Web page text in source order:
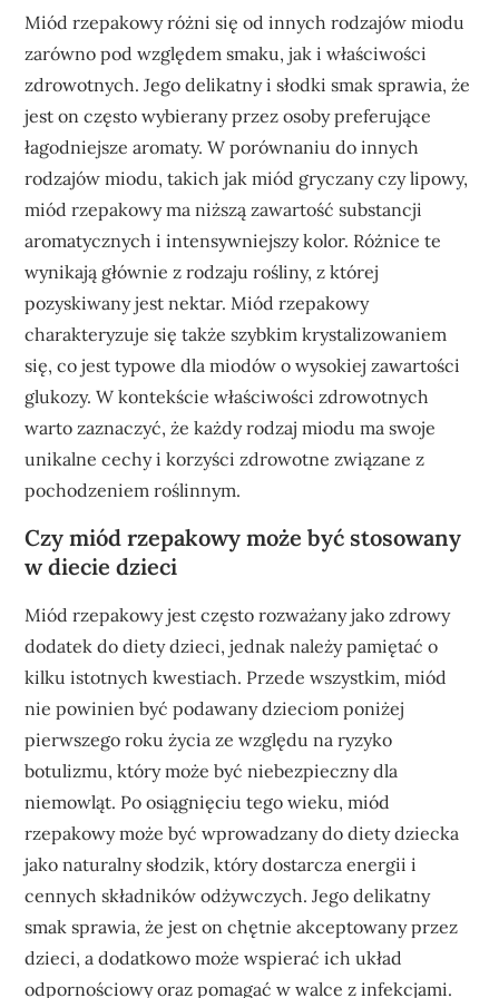
Miód rzepakowy różni się od innych rodzajów miodu
zarówno pod względem smaku, jak i właściwości
zdrowotnych. Jego delikatny i słodki smak sprawia, że
jest on często wybierany przez osoby preferujące
łagodniejsze aromaty. W porównaniu do innych
rodzajów miodu, takich jak miód gryczany czy lipowy,
miód rzepakowy ma niższą zawartość substancji
aromatycznych i intensywniejszy kolor. Różnice te
wynikają głównie z rodzaju rośliny, z której
pozyskiwany jest nektar. Miód rzepakowy
charakteryzuje się także szybkim krystalizowaniem
się, co jest typowe dla miodów o wysokiej zawartości
glukozy. W kontekście właściwości zdrowotnych
warto zaznaczyć, że każdy rodzaj miodu ma swoje
unikalne cechy i korzyści zdrowotne związane z
pochodzeniem roślinnym.
Czy miód rzepakowy może być stosowany
w diecie dzieci
Miód rzepakowy jest często rozważany jako zdrowy
dodatek do diety dzieci, jednak należy pamiętać o
kilku istotnych kwestiach. Przede wszystkim, miód
nie powinien być podawany dzieciom poniżej
pierwszego roku życia ze względu na ryzyko
botulizmu, który może być niebezpieczny dla
niemowląt. Po osiągnięciu tego wieku, miód
rzepakowy może być wprowadzany do diety dziecka
jako naturalny słodzik, który dostarcza energii i
cennych składników odżywczych. Jego delikatny
smak sprawia, że jest on chętnie akceptowany przez
dzieci, a dodatkowo może wspierać ich układ
odpornościowy oraz pomagać w walce z infekcjami.